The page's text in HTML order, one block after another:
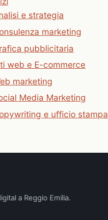
e strategia
marketing
pubblicitaria
web e E-commerce
marketing
Media Marketing
e ufficio stampa
a Reggio Emilia.